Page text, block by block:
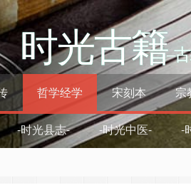
时光古籍–
哲学经学 宋刻本 宗
-时光县志- -时光中医- -